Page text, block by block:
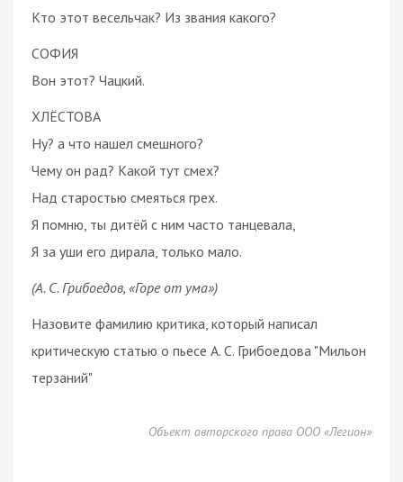
Кто этот весельчак? Из звания какого?
СОФИЯ
Вон этот? Чацкий.
ХЛЁСТОВА
Ну? а что нашел смешного?
Чему он рад? Какой тут смех?
Над старостью смеяться грех.
Я помню, ты дитёй с ним часто танцевала,
Я за уши его дирала, только мало.
(А. С. Грибоедов, «Горе от ума»)
Назовите фамилию критика, который написал
критическую статью о пьесе А. С. Грибоедова "Мильон
терзаний"
Объект авторского права ООО «Легион»